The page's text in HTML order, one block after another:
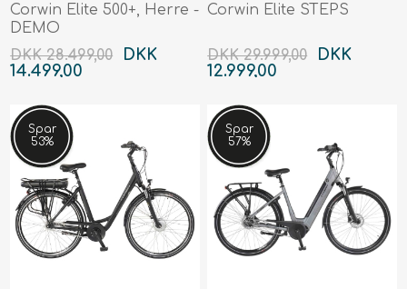
Corwin Elite 500+, Herre -
DEMO
DKK 28.499,00
DKK
14.499,00
Corwin Elite STEPS
DKK 29.999,00
DKK
12.999,00
Spar
53%
Spar
57%